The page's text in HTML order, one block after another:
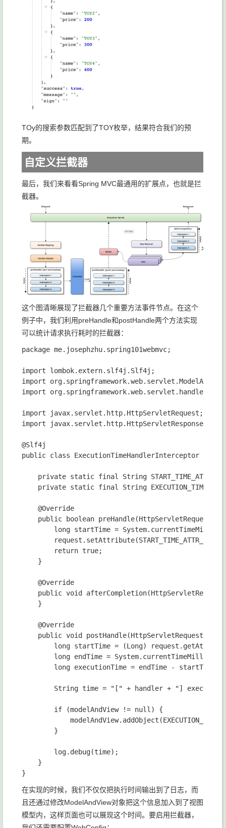
TOy的搜索参数匹配到了TOY枚举，结果符合我们的预
期。
自定义拦截器
最后，我们来看看Spring MVC最通用的扩展点，也就是拦
截器。
这个图清晰展现了拦截器几个重要方法事件节点。在这个
例子中，我们利用preHandle和postHandle两个方法实现
可以统计请求执行耗时的拦截器：
package me.josephzhu.spring101webmvc;
import lombok.extern.slf4j.Slf4j;
import
import
import javax.servlet.http.HttpServletRequest;
import javax.servlet.http.HttpServletResponse;
@Slf4j
public class ExecutionTimeHandlerInterceptor
private static final String
private static final String
    @Override
public boolean preHandle(HttpServletRequest
long startTime =
request.setAttribute(START_TIME_ATTR_NAME,
        return true;
    }
    @Override
public void
    }
    @Override
public void postHandle(HttpServletRequest
long startTime = (Long)
        long endTime = System.currentTimeMillis();
        long executionTime = endTime - startTime;
String time = "[" + handler + "]
        if (modelAndView != null) {
        }
        log.debug(time);
    }
在实现的时候，我们不仅仅把执行时间输出到了日志，而
且还通过修改ModelAndView对象把这个信息加入到了视图
模型内，这样页面也可以展现这个时间。要启用拦截器，